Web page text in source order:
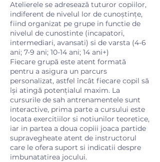
Atelierele se adresează tuturor copiilor,
indiferent de nivelul lor de cunoștințe,
fiind organizat pe grupe in functie de
nivelul de cunostinte (incapatori,
intermediari, avansati) si de varsta (4-6
ani; 7-9 ani; 10-14 ani; 14 ani+)
Fiecare grupă este atent formată
pentru a asigura un parcurs
personalizat, astfel încât fiecare copil să
își atingă potențialul maxim. La
cursurile de sah antrenamentele sunt
interactive, prima parte a cursului este
locata exercitiilor si notiunilor teoretice,
iar in partea a doua copiii joaca partide
supravegheate atent de instructorul
care le ofera suport si indicatii despre
imbunatatirea jocului.